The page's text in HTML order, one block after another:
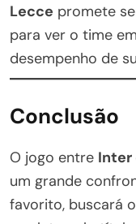
Lecce promete
para ver o time
desempenho de
Conclusão
O jogo entre Inter
um grande
favorito, buscará